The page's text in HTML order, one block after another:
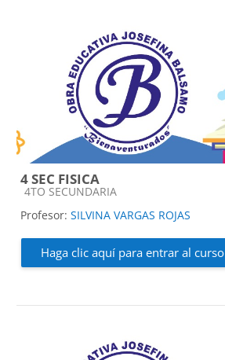
4 SEC FISICA
Categoría de cursos
4TO SECUNDARIA
Profesor: SILVINA VARGAS ROJAS
Haga clic aquí para entrar al curso